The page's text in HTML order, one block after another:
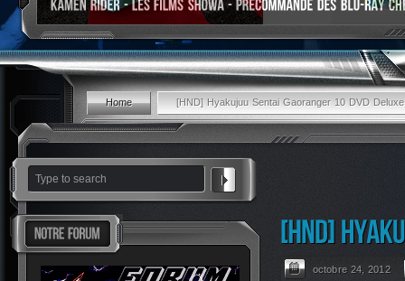
Home [HND] Hyakujuu Sentai Gaoranger 10 DVD Deluxe
octobre 24, 2012